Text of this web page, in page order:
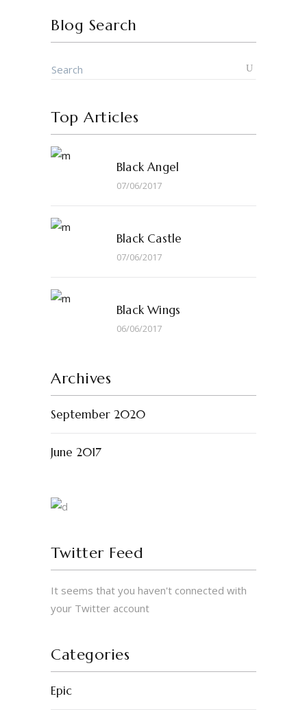
Blog Search
Top Articles
Black Angel
07/06/2017
Black Castle
07/06/2017
Black Wings
06/06/2017
Archives
September 2020
June 2017
Twitter Feed
It seems that you haven't connected with
your Twitter account
Categories
Epic